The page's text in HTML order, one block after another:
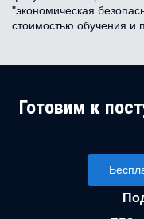
"экономическая
стоимостью обучения и
Готовим к